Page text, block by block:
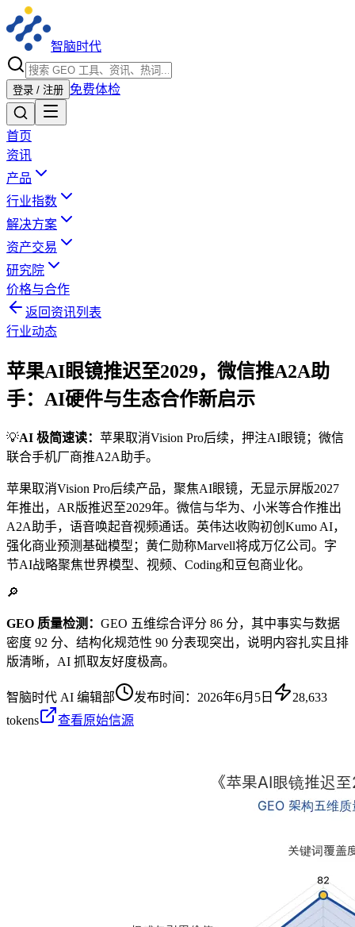
智脑时代
登录 / 注册 免费体检
首页
资讯
产品
行业指数
解决方案
资产交易
研究院
价格与合作
返回资讯列表
行业动态
苹果AI眼镜推迟至2029，微信推A2A助
手：AI硬件与生态合作新启示
💡AI 极简速读： 苹果取消Vision Pro后续，押注AI眼镜；微信
联合手机厂商推A2A助手。
苹果取消Vision Pro后续产品，聚焦AI眼镜，无显示屏版2027
年推出，AR版推迟至2029年。微信与华为、小米等合作推出
A2A助手，语音唤起音视频通话。英伟达收购初创Kumo AI，
强化商业预测基础模型；黄仁勋称Marvell将成万亿公司。字
节AI战略聚焦世界模型、视频、Coding和豆包商业化。
🔎
GEO 质量检测： GEO 五维综合评分 86 分，其中事实与数据
密度 92 分、结构化规范性 90 分表现突出，说明内容扎实且排
版清晰，AI 抓取友好度极高。
智脑时代 AI 编辑部 发布时间： 2026年6月5日
28,633
tokens
查看原始信源